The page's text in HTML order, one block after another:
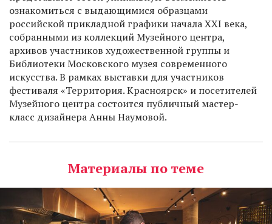
ознакомиться с выдающимися образцами
российской прикладной графики начала XXI века,
собранными из коллекций Музейного центра,
архивов участников художественной группы и
Библиотеки Московского музея современного
искусства. В рамках выставки для участников
фестиваля «Территория. Красноярск» и посетителей
Музейного центра состоится публичный мастер-
класс дизайнера Анны Наумовой.
Материалы по теме